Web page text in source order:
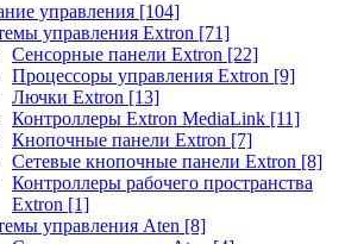
управления [104]
управления Extron [71]
Сенсорные панели Extron [22]
Процессоры управления Extron [9]
Лючки Extron [13]
Контроллеры Extron MediaLink [11]
Кнопочные панели Extron [7]
Сетевые кнопочные панели Extron [8]
Контроллеры рабочего пространства
Extron [1]
управления Aten [8]